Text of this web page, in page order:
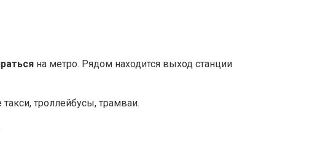
на метро. Рядом находится выход станции
троллейбусы, трамваи.